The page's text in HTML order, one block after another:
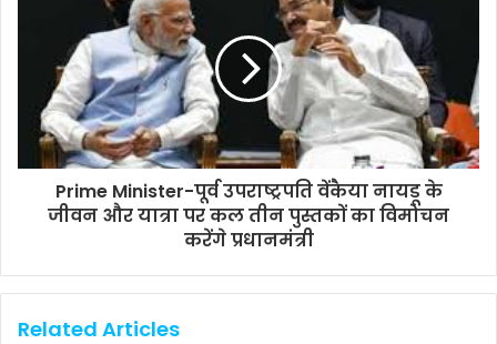
Prime Minister-पूर्व उपराष्ट्रपति वेंकैया नायडू के
जीवन और यात्रा पर कल तीन पुस्तकों का विमोचन
करेंगे प्रधानमंत्री
Related Articles